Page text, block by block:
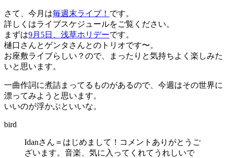
さて、今月は毎週末ライブ！ です。
詳しくはライブスケジュールをご覧ください。
まずは9月5日、浅草ホリデーです。
樋口さんとゲンタさんとのトリオです〜。
お座敷ライブらしい？ので、まったりと気持ちよく楽しみた
いと思います。
一曲作詞に煮詰まってるものがあるので、今週はその世界に
漂ってみようと思います。
いいのが浮かぶといいな。
bird
Idanさん＝はじめまして！コメントありがとうご
ざいます。音楽、気に入ってくれてうれしいで